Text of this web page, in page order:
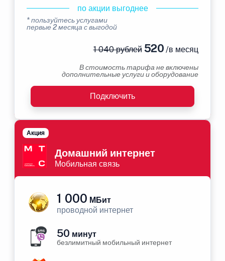
по акции выгоднее
* пользуйтесь услугами
первые 2 месяца с выгодой
1 040 рублей520 /в месяц
В стоимость тарифа не включены
дополнительные услуги и оборудование
Подключить
Домашний интернет
Мобильная связь
Акция
1 000 МБит
проводной интернет
50 минут
безлимитный мобильный интернет